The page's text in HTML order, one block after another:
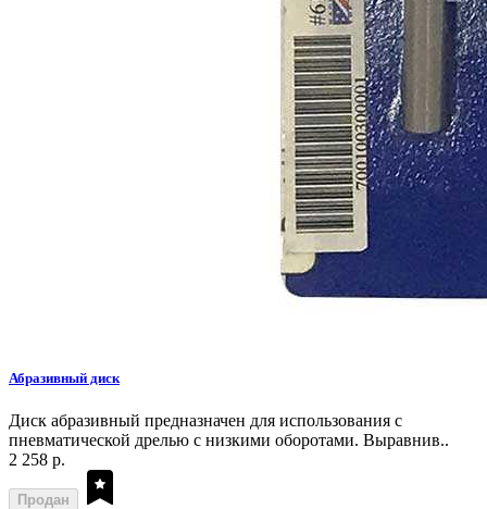
Абразивный диск
Диск абразивный предназначен для использования с
пневматической дрелью с низкими оборотами. Выравнив..
2 258 р.
Продан